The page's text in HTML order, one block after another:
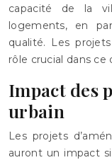
capacité de la
logements, en
qualité. Les
rôle crucial dans ce
Impact des
urbain
Les projets
auront un impact